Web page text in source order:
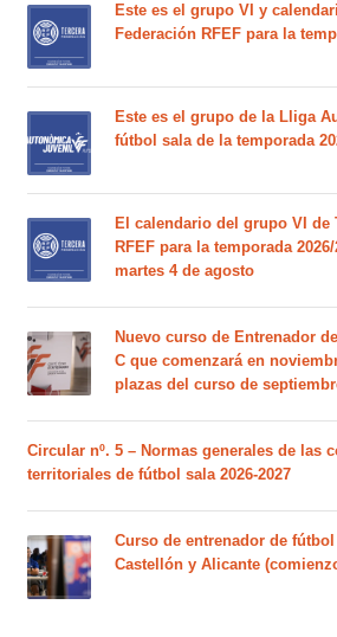
Este es el grupo VI y
Federación RFEF para la
Este es el grupo de la Lliga
fútbol sala de la temporada
El calendario del grupo VI de
RFEF para la temporada
martes 4 de agosto
Nuevo curso de Entrenador
C que comenzará en
plazas del curso de
Circular nº. 5 – Normas generales de las
territoriales de fútbol sala 2026-2027
Curso de entrenador de fútbol
Castellón y Alicante